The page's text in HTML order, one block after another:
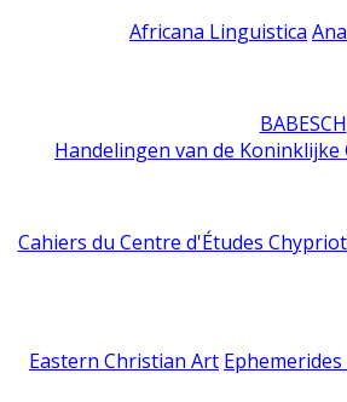
Africana Linguistica
BABESCH
Handelingen van de Koninklijke
Cahiers du Centre d'Études
Eastern Christian Art